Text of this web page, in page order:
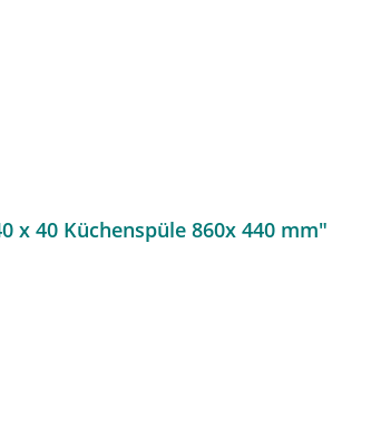
x 40 Küchenspüle 860x 440 mm"